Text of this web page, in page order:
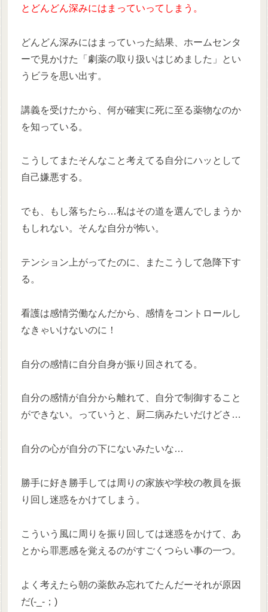
とどんどん深みにはまっていってしまう。
どんどん深みにはまっていった結果、ホームセンタ
ーで見かけた「劇薬の取り扱いはじめました」とい
うビラを思い出す。
講義を受けたから、何が確実に死に至る薬物なのか
を知っている。
こうしてまたそんなこと考えてる自分にハッとして
自己嫌悪する。
でも、もし落ちたら…私はその道を選んでしまうか
もしれない。そんな自分が怖い。
テンション上がってたのに、またこうして急降下す
る。
看護は感情労働なんだから、感情をコントロールし
なきゃいけないのに！
自分の感情に自分自身が振り回されてる。
自分の感情が自分から離れて、自分で制御すること
ができない。っていうと、厨二病みたいだけどさ…
自分の心が自分の下にないみたいな…
勝手に好き勝手しては周りの家族や学校の教員を振
り回し迷惑をかけてしまう。
こういう風に周りを振り回しては迷惑をかけて、あ
とから罪悪感を覚えるのがすごくつらい事の一つ。
よく考えたら朝の薬飲み忘れてたんだーそれが原因
だ(-_-；)